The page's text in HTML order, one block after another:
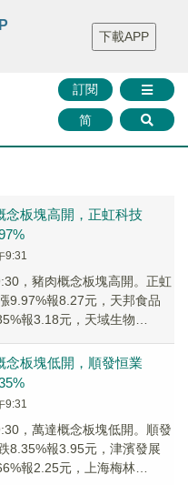
財華證券 媒體矩陣
智庫沙龍
聯絡我們
訂閱
简
下載APP
念板塊高開，正虹科技
9:31
，豬肉概念板塊高開。正虹
9.97%報8.27元，天邦食品
報3.18元，天域生物
念板塊低開，順發恒業
9:31
，萬達概念板塊低開。順發
8.35%報3.95元，津濱發展
報2.25元，上海梅林